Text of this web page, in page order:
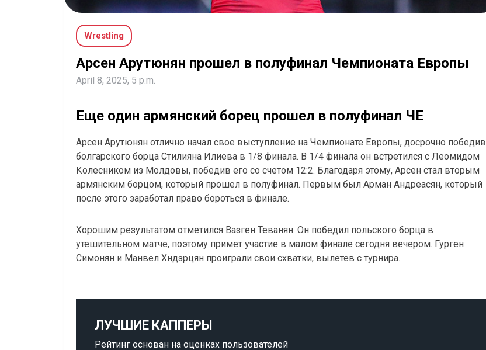
Wrestling
Арсен Арутюнян прошел в полуфинал Чемпионата Европы
April 8, 2025, 5 p.m.
Еще один армянский борец прошел в полуфинал ЧЕ
Арсен Арутюнян отлично начал свое выступление на Чемпионате Европы, досрочно победив
болгарского борца Стилияна Илиева в 1/8 финала. В 1/4 финала он встретился с Леомидом
Колесником из Молдовы, победив его со счетом 12:2. Благодаря этому, Арсен стал вторым
армянским борцом, который прошел в полуфинал. Первым был Арман Андреасян, который
после этого заработал право бороться в финале.
Хорошим результатом отметился Вазген Теванян. Он победил польского борца в
утешительном матче, поэтому примет участие в малом финале сегодня вечером. Гурген
Симонян и Манвел Хндзрцян проиграли свои схватки, вылетев с турнира.
ЛУЧШИЕ КАППЕРЫ
Рейтинг основан на оценках пользователей